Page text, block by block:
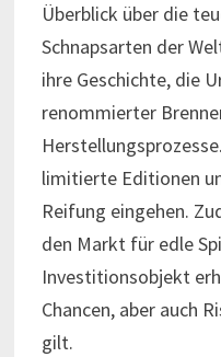
Überblick über die
Schnapsarten der
ihre Geschichte, die
renommierter
limitierte Editionen
Reifung eingehen.
den Markt für edle
Investitionsobjekt
Chancen, aber auch
gilt.